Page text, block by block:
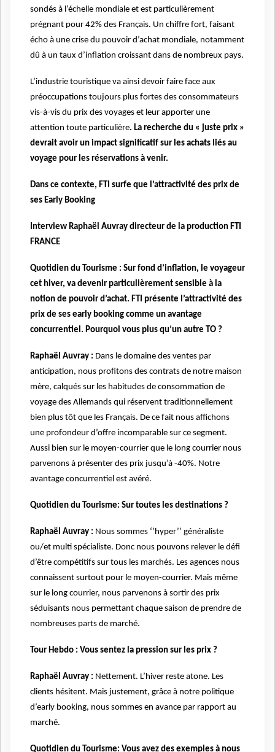
sondés à l’échelle mondiale et est particulièrement
prégnant pour 42% des Français. Un chiffre fort, faisant
écho à une crise du pouvoir d’achat mondiale, notamment
dû à un taux d’inflation croissant dans de nombreux pays.
L’industrie touristique va ainsi devoir faire face aux
préoccupations toujours plus fortes des consommateurs
vis-à-vis du prix des voyages et leur apporter une
attention toute particulière. La recherche du « juste prix »
devrait avoir un impact significatif sur les achats liés au
voyage pour les réservations à venir.
Dans ce contexte, FTI surfe que l’attractivité des prix de
ses Early Booking
Interview Raphaël Auvray directeur de la production FTI
FRANCE
Quotidien du Tourisme : Sur fond d’inflation, le voyageur
cet hiver, va devenir particulièrement sensible à la
notion de pouvoir d’achat. FTI présente l’attractivité des
prix de ses early booking comme un avantage
concurrentiel. Pourquoi vous plus qu’un autre TO ?
Raphaël Auvray : Dans le domaine des ventes par
anticipation, nous profitons des contrats de notre maison
mère, calqués sur les habitudes de consommation de
voyage des Allemands qui réservent traditionnellement
bien plus tôt que les Français. De ce fait nous affichons
une profondeur d’offre incomparable sur ce segment.
Aussi bien sur le moyen-courrier que le long courrier nous
parvenons à présenter des prix jusqu’à -40%. Notre
avantage concurrentiel est avéré.
Quotidien du Tourisme: Sur toutes les destinations ?
Raphaël Auvray : Nous sommes ‘’hyper’’ généraliste
ou/et multi spécialiste. Donc nous pouvons relever le défi
d’être compétitifs sur tous les marchés. Les agences nous
connaissent surtout pour le moyen-courrier. Mais même
sur le long courrier, nous parvenons à sortir des prix
séduisants nous permettant chaque saison de prendre de
nombreuses parts de marché.
Tour Hebdo : Vous sentez la pression sur les prix ?
Raphaël Auvray : Nettement. L’hiver reste atone. Les
clients hésitent. Mais justement, grâce à notre politique
d’early booking, nous sommes en avance par rapport au
marché.
Quotidien du Tourisme: Vous avez des exemples à nous